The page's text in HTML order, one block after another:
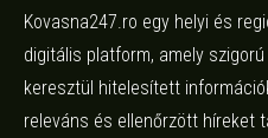
Kovasna247.ro egy helyi és
digitális platform, amely
keresztül hitelesített
releváns és ellenőrzött híreket